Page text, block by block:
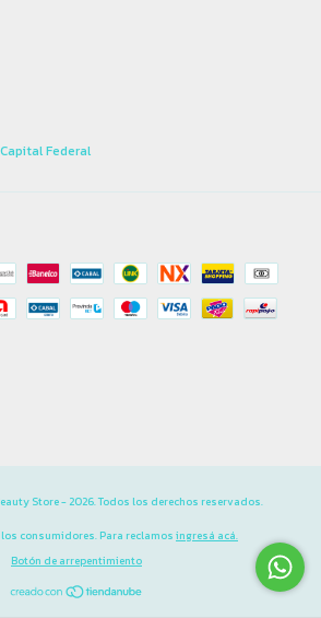
Federal
Store - 2026. Todos los derechos reservados.
consumidores. Para reclamos ingresá acá.
Botón de arrepentimiento